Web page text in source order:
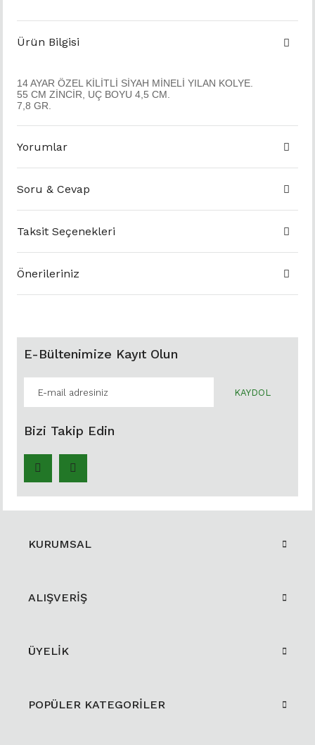
Ürün Bilgisi
14 AYAR ÖZEL KİLİTLİ SİYAH MİNELİ YILAN KOLYE.
55 CM ZİNCİR, UÇ BOYU 4,5 CM.
7,8 GR.
Yorumlar
Soru & Cevap
Taksit Seçenekleri
Önerileriniz
E-Bültenimize Kayıt Olun
KAYDOL
Bizi Takip Edin
KURUMSAL
ALIŞVERİŞ
ÜYELİK
POPÜLER KATEGORİLER